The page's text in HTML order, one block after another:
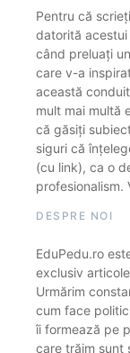
Pentru că
datorită
când preluați
care v-a
această
mult mai multă
că găsiți
siguri că
(cu link), ca o
profesionalism.
DESPRE NOI
EduPedu.ro
exclusiv
Urmărim
cum face
îi formează pe
care trăim sunt